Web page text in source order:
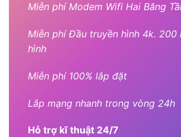
Miễn phí Modem Wifi Hai Băng
Miễn phí Đầu truyền hình 4k. 200
hình
Miễn phí 100% lắp đặt
Lắp mạng nhanh trong vòng 24h
Hỗ trợ kĩ thuật 24/7